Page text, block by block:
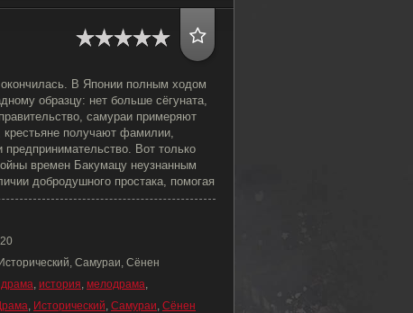
В Японии полным ходом
образцу: нет больше сёгуната,
самураи примеряют
крестьяне получают фамилии,
предпринимательство. Вот только
времен Бакумацу неузнанным
добродушного простака, помогая
Самураи, Сёнен
драма, история, мелодрама,
, Исторический, Самураи, Сёнен